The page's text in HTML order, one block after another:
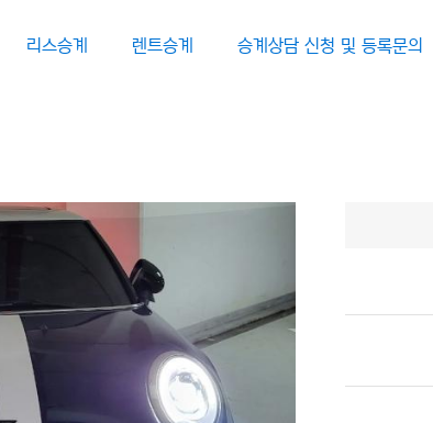
리스승계 렌트승계 승계상담 신청 및 등록문의